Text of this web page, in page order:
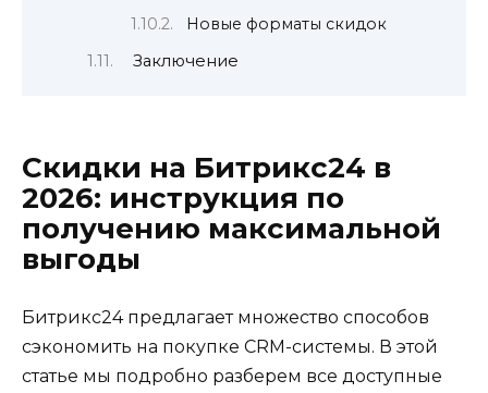
Новые форматы скидок
Заключение
Скидки на Битрикс24 в
2026: инструкция по
получению максимальной
выгоды
Битрикс24 предлагает множество способов
сэкономить на покупке CRM-системы. В этой
статье мы подробно разберем все доступные